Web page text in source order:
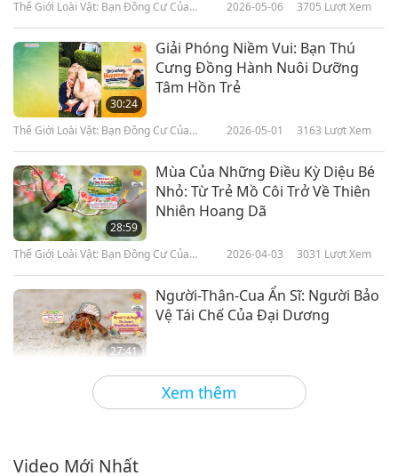
Xem thêm
Phần
Thế Giới Loài Vật: Bạn Đồng Cư Của
2026-05-06 3705 Lượt Xem
30:24
Giải Phóng Niềm Vui: Bạn Thú
Cưng Đồng Hành Nuôi Dưỡng
Tâm Hồn Trẻ
Thế Giới Loài Vật: Bạn Đồng Cư Của
2026-05-01 3163 Lượt Xem
28:59
Mùa Của Những Điều Kỳ Diệu Bé
Nhỏ: Từ Trẻ Mồ Côi Trở Về Thiên
Nhiên Hoang Dã
Thế Giới Loài Vật: Bạn Đồng Cư Của
2026-04-03 3031 Lượt Xem
27:41
Người-Thân-Cua Ẩn Sĩ: Người Bảo
Vệ Tái Chế Của Đại Dương
Thế Giới Loài Vật: Bạn Đồng Cư Của
2026-03-06 2526
Video Mới Nhất